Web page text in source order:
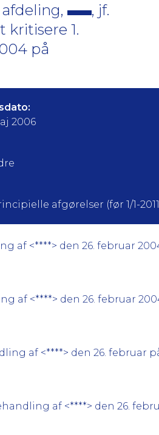
, jf.
1.
på
2006
afgørelser (før 1/1-
af <****> den 26. februar
af <****> den 26. februar
af <****> den 26. februar
af <****> den 26.